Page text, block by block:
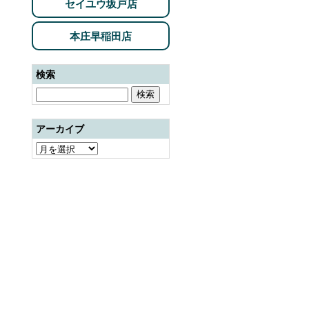
セイユウ坂戸店
本庄早稲田店
検索
アーカイブ